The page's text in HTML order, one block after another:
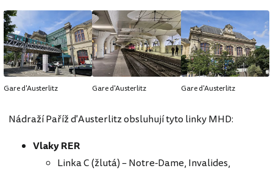
Gare d'Austerlitz Gare d'Austerlitz Gare d'Austerlitz
Nádraží Paříž d'Austerlitz obsluhují tyto linky MHD:
Vlaky RER
Linka C (žlutá) – Notre-Dame, Invalides,